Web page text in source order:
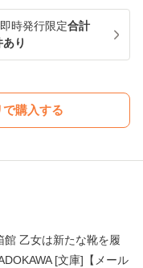
時発行限定合計
り
購入する
乙女は新たな靴を履
[文庫]【メール